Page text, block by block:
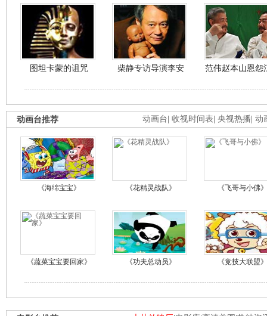
图坦卡蒙的诅咒 柴静专访导演李安 范伟赵本山恩怨
动画台 收视时间表 央视热播 动
动画台推荐
《海绵宝宝》 《花精灵战队》 《飞哥与小佛》
《蔬菜宝宝要回家》 《功夫总动员》 《竞技大联盟》